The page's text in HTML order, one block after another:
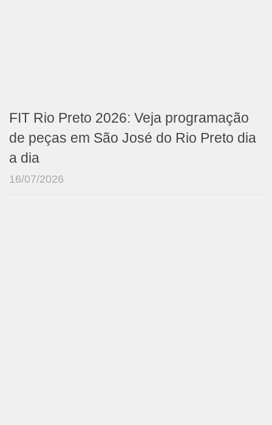
FIT Rio Preto 2026: Veja programação
de peças em São José do Rio Preto dia
a dia
16/07/2026